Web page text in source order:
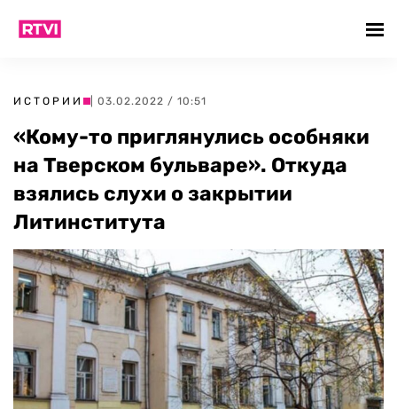
ИСТОРИИ | 03.02.2022 / 10:51
«Кому-то приглянулись особняки
на Тверском бульваре». Откуда
взялись слухи о закрытии
Литинститута